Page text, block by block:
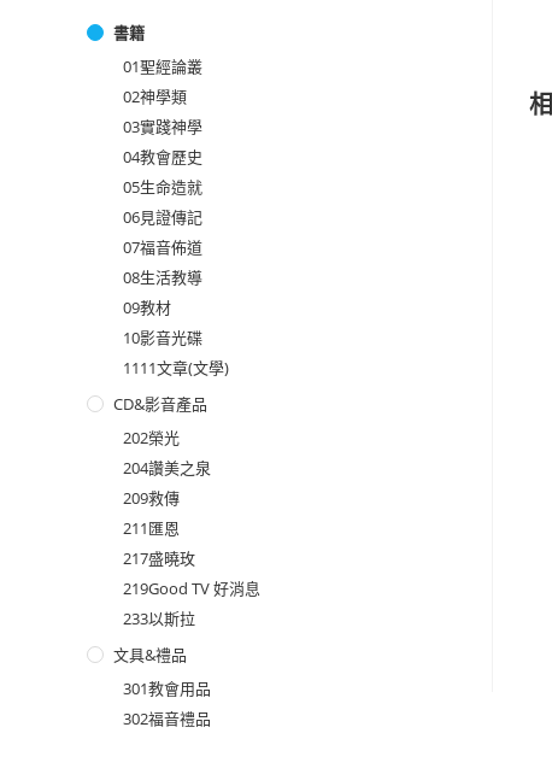
書籍
01聖經論叢
02神學類
03實踐神學
04教會歷史
05生命造就
06見證傳記
07福音佈道
08生活教導
09教材
10影音光碟
1111文章(文學)
CD&影音產品
202榮光
204讚美之泉
209救傳
211匯恩
217盛曉玫
219Good TV 好消息
233以斯拉
文具&禮品
301教會用品
302福音禮品